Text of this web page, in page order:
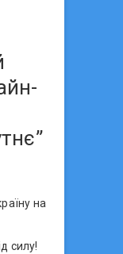
на
силу!